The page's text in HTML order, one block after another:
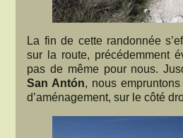
La fin de cette randonnée
sur la route, précédemment
pas de même pour nous.
San Antón, nous
d’aménagement, sur le côté